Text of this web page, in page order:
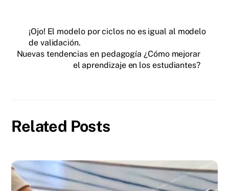
¡Ojo! El modelo por ciclos no es igual al modelo
de validación.
Nuevas tendencias en pedagogía ¿Cómo mejorar
el aprendizaje en los estudiantes?
Related Posts